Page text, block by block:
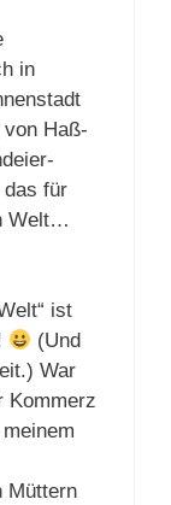
in
Haß-
das für
Welt…
ist
(Und
War
Kommerz
Müttern